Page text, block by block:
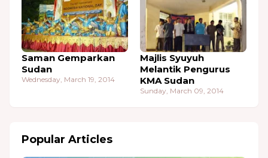
Saman Gemparkan
Sudan
Wednesday, March 19, 2014
Majlis Syuyuh
Melantik Pengurus
KMA Sudan
Sunday, March 09, 2014
Popular Articles